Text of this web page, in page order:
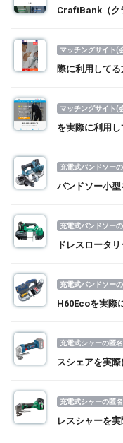
CraftBank（ク
マッチングサイト(
際に利用して
マッチングサイト(
を実際に利用
充電式バンドソー
バンドソー小
充電式バンドソー
ドレスロータ
充電式バンドソー
H60Ecoを実際
充電式シャーの匿
スシェアを実
充電式シャーの匿
レスシャーを